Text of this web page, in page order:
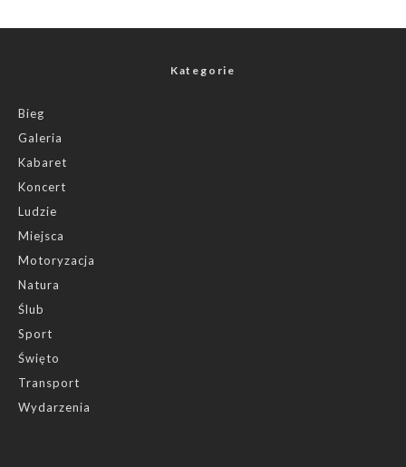
Kategorie
Bieg
Galeria
Kabaret
Koncert
Ludzie
Miejsca
Motoryzacja
Natura
Ślub
Sport
Święto
Transport
Wydarzenia